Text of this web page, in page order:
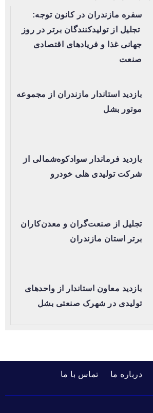
سفره مازندران در کانون توجه:
تجلیل از تولیدکنندگان برتر در روز
جهانی غذا و فریادهای اقتصادی
صنعت
بازدید استاندار مازندران از مجموعه
موتور بشل
بازدید فرماندار سوادکوه‌شمالی از
شرکت تولیدی هلی خودرو
تجلیل از صنعت‌گران و معدن‌کاران
برتر استان مازندران
بازدید معاون استاندار از واحدهای
تولیدی در شهرک صنعتی بشل
درباره ما تماس با ما